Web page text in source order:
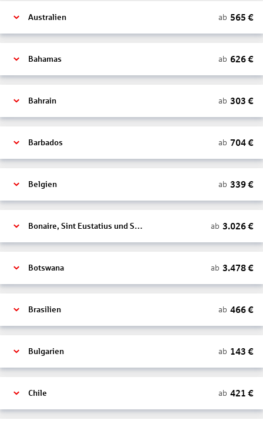
Australien ab 565 €
Bahamas ab 626€
Bahrain ab 303 €
Barbados ab 704€
Belgien ab 339€
Bonaire, Sint Eustatius und Saba ab 3.026€
Botswana ab 3.478€
Brasilien ab 466€
Bulgarien ab 143 €
Chile ab 421 €